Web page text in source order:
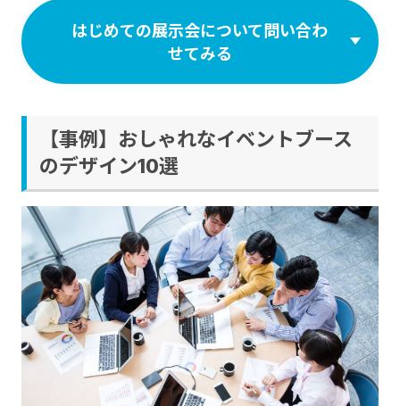
はじめての展示会について問い合わ
せてみる
【事例】おしゃれなイベントブース
のデザイン10選